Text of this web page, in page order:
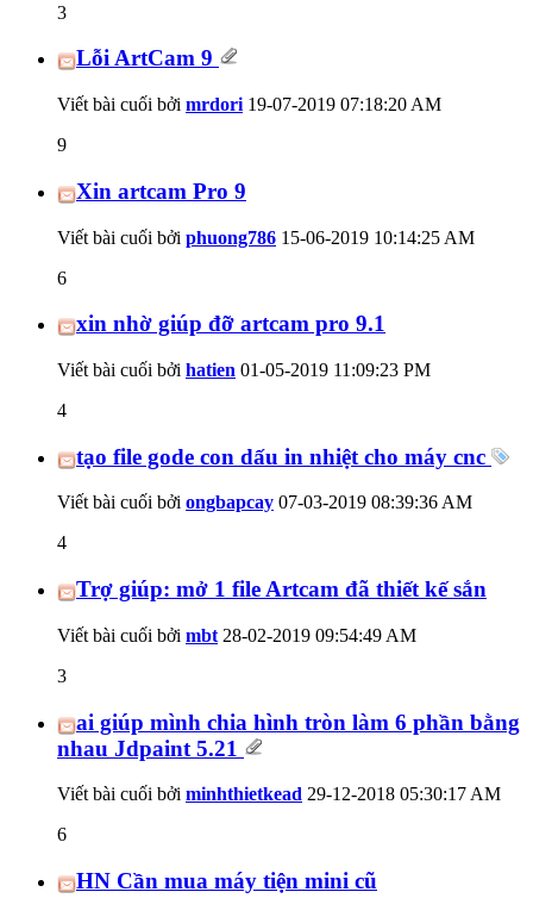
3
Lỗi ArtCam 9
Viết bài cuối bởi mrdori 19-07-2019 07:18:20 AM
9
Xin artcam Pro 9
Viết bài cuối bởi phuong786 15-06-2019 10:14:25 AM
6
xin nhờ giúp đỡ artcam pro 9.1
Viết bài cuối bởi hatien 01-05-2019 11:09:23 PM
4
tạo file gode con dấu in nhiệt cho máy cnc
Viết bài cuối bởi ongbapcay 07-03-2019 08:39:36 AM
4
Trợ giúp: mở 1 file Artcam đã thiết kế sắn
Viết bài cuối bởi mbt 28-02-2019 09:54:49 AM
3
ai giúp mình chia hình tròn làm 6 phần bằng
nhau Jdpaint 5.21
Viết bài cuối bởi minhthietkead 29-12-2018 05:30:17 AM
6
HN Cần mua máy tiện mini cũ